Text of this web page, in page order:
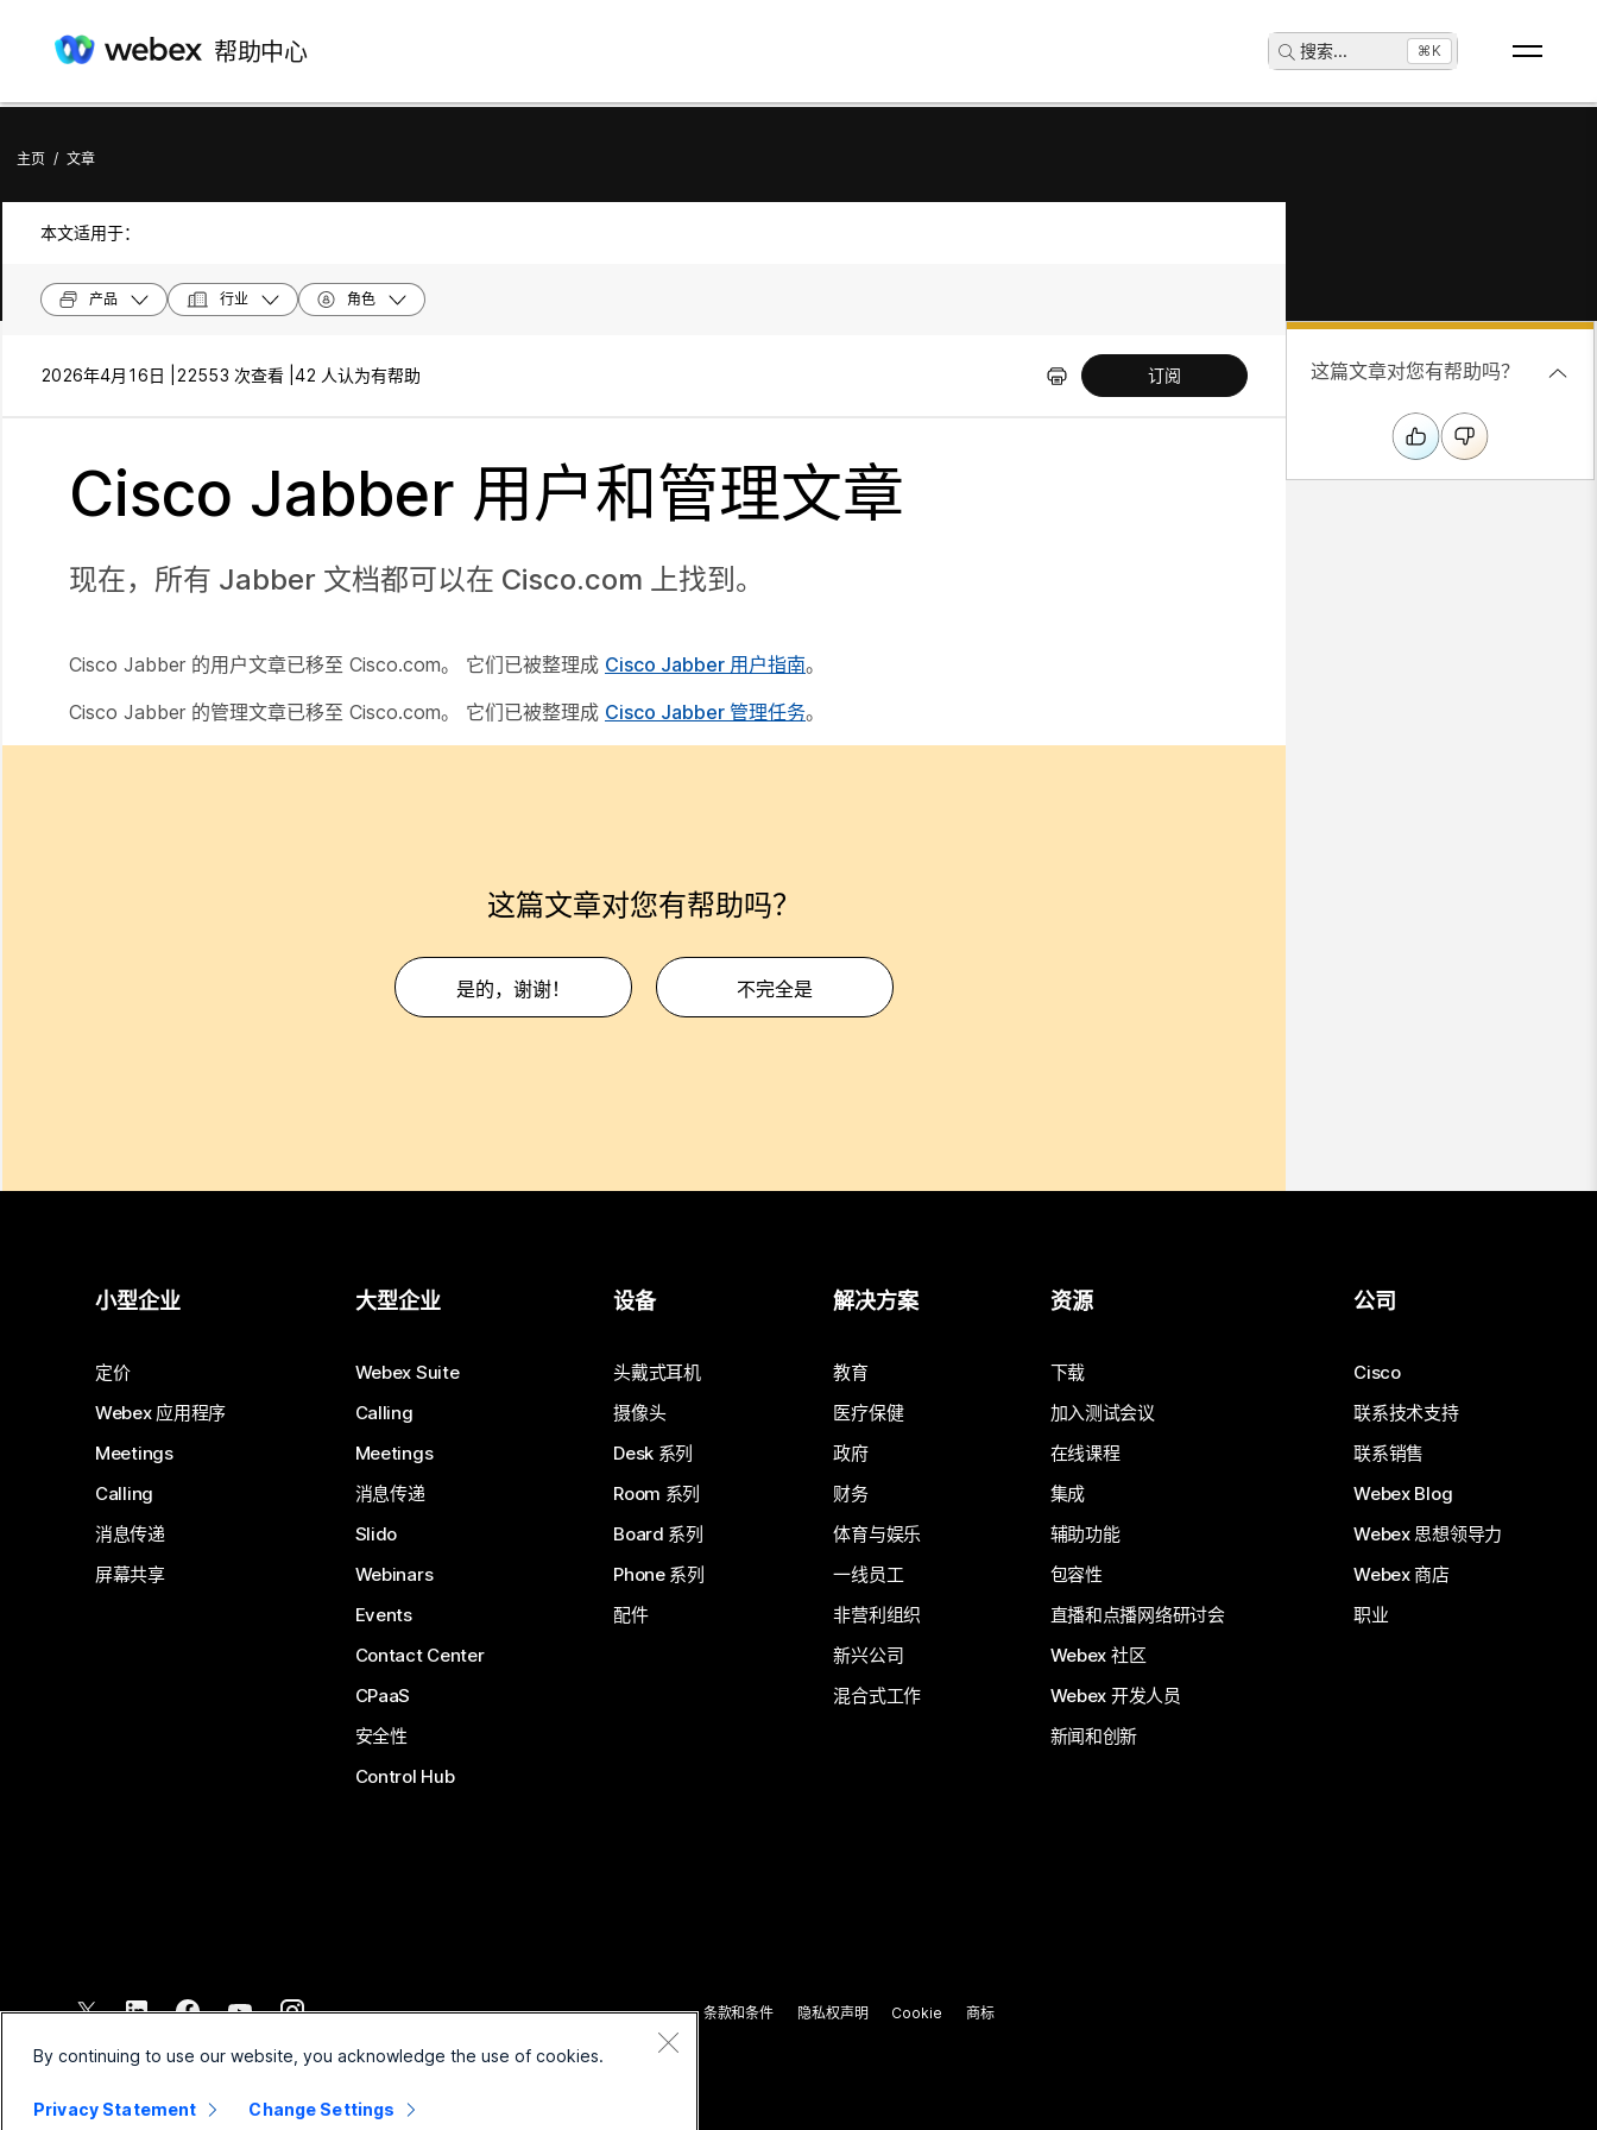
帮助中心 搜索... ⌘K
主页 / 文章
本文适用于：
产品 行业 角色
2026年4月16日 | 22553 次查看 | 42 人认为有帮助 订阅
Cisco Jabber 用户和管理文章
现在，所有 Jabber 文档都可以在 Cisco.com 上找到。
Cisco Jabber 的用户文章已移至 Cisco.com。 它们已被整理成 Cisco Jabber 用户指南。
Cisco Jabber 的管理文章已移至 Cisco.com。 它们已被整理成 Cisco Jabber 管理任务。
这篇文章对您有帮助吗？
是的，谢谢！ 不完全是
这篇文章对您有帮助吗？
小型企业
定价
Webex 应用程序
Meetings
Calling
消息传递
屏幕共享
大型企业
Webex Suite
Calling
Meetings
消息传递
Slido
Webinars
Events
Contact Center
CPaaS
安全性
Control Hub
设备
头戴式耳机
摄像头
Desk 系列
Room 系列
Board 系列
Phone 系列
配件
解决方案
教育
医疗保健
政府
财务
体育与娱乐
一线员工
非营利组织
新兴公司
混合式工作
资源
下载
加入测试会议
在线课程
集成
辅助功能
包容性
直播和点播网络研讨会
Webex 社区
Webex 开发人员
新闻和创新
公司
Cisco
联系技术支持
联系销售
Webex Blog
Webex 思想领导力
Webex 商店
职业
2026 Cisco 和/或其附属公司。保留所有权利。
条款和条件 隐私权声明 Cookie 商标
By continuing to use our website, you acknowledge the use of cookies.
Privacy Statement Change Settings